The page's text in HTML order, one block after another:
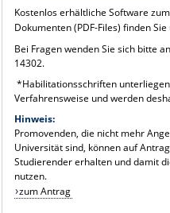
Kostenlos erhältliche Software
Dokumenten (PDF-Files) finden Sie
Bei Fragen wenden Sie sich bitte
14302.
*Habilitationsschriften
Verfahrensweise und werden
Hinweis:
Promovenden, die nicht mehr
Universität sind, können auf
Studierender erhalten und damit
nutzen.
zum Antrag